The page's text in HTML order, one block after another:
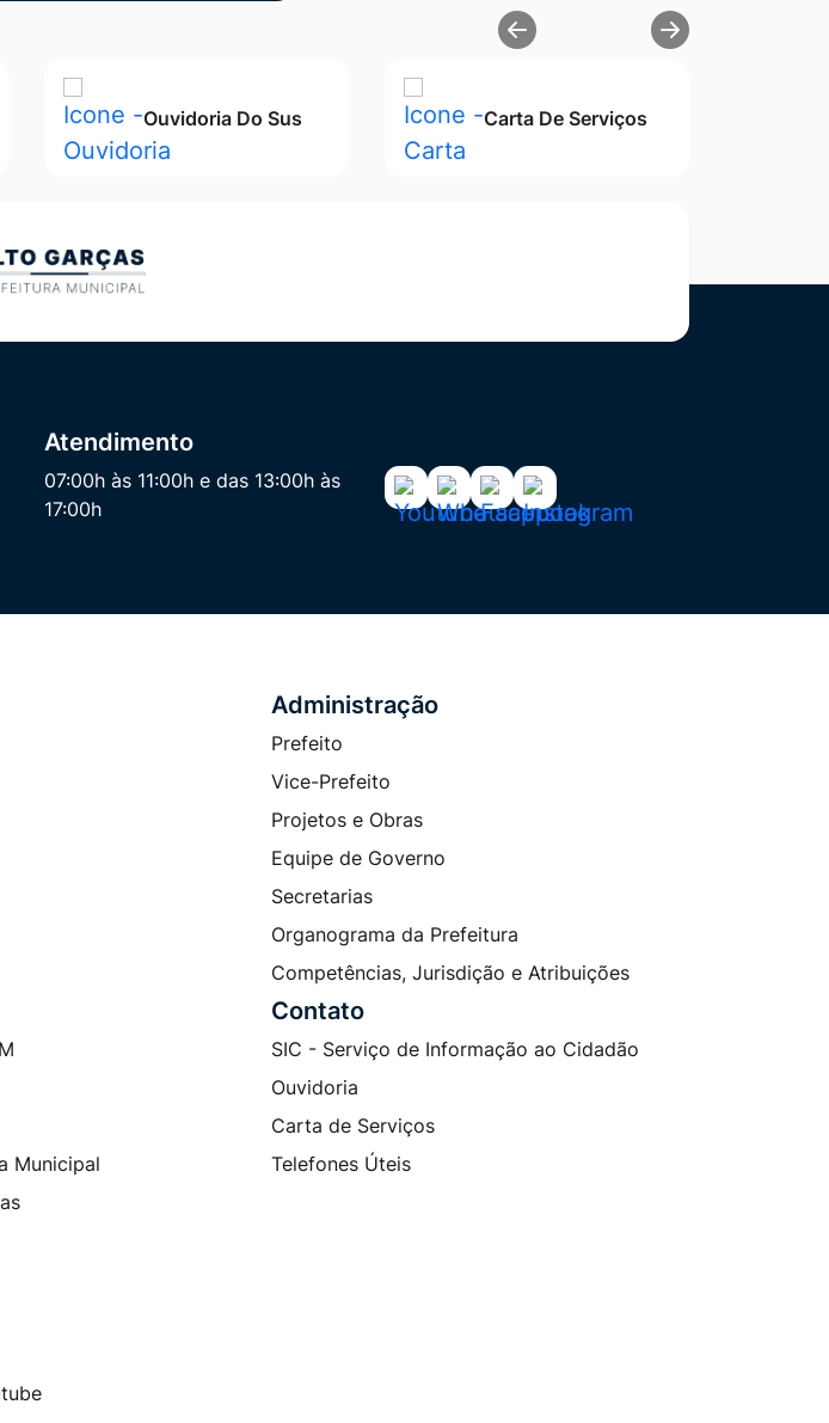
Ouvidoria Do Sus Carta De Serviços
Atendimento
07:00h às 11:00h e das 13:00h às
17:00h
Acessar
a
Acessar
a
Acessar
a
Acessar
a
Administração
Prefeito
Vice-Prefeito
Projetos e Obras
Equipe de Governo
Secretarias
Organograma da Prefeitura
Competências, Jurisdição e Atribuições
Municipal
Contato
SIC - Serviço de Informação ao Cidadão
Ouvidoria
Carta de Serviços
Telefones Úteis